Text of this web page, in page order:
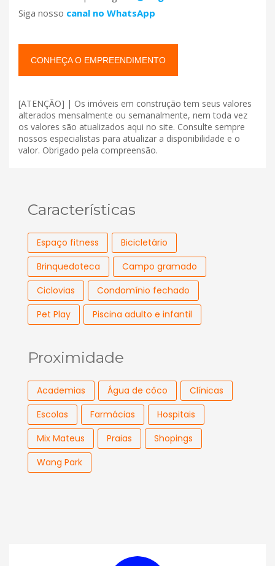
Siga nosso canal no WhatsApp
CONHEÇA O EMPREENDIMENTO
[ATENÇÃO] | Os imóveis em construção tem seus valores
alterados mensalmente ou semanalmente, nem toda vez
os valores são atualizados aqui no site. Consulte sempre
nossos especialistas para atualizar a disponibilidade e o
valor. Obrigado pela compreensão.
Características
Espaço fitness
Bicicletário
Brinquedoteca
Campo gramado
Ciclovias
Condomínio fechado
Pet Play
Piscina adulto e infantil
Proximidade
Academias Água de côco
Clínicas
Escolas
Farmácias
Hospitais
Mix Mateus
Praias
Shopings
Wang Park